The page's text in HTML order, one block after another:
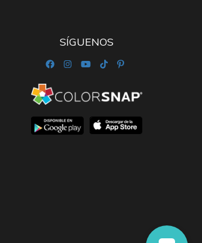
SÍGUENOS